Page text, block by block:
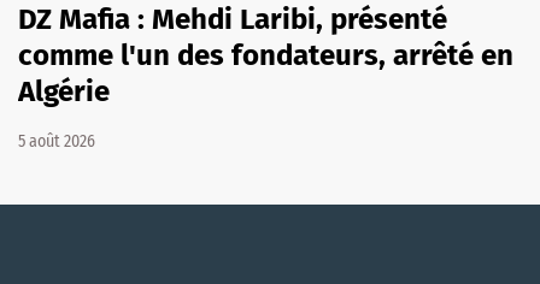
DZ Mafia : Mehdi Laribi, présenté
comme l'un des fondateurs, arrêté en
Algérie
5 août 2026